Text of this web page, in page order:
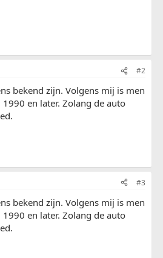
#2
bekend zijn. Volgens mij is men
en later. Zolang de auto
#3
bekend zijn. Volgens mij is men
en later. Zolang de auto